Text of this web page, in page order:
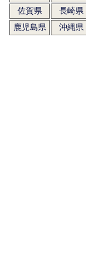
佐賀県
長崎県
鹿児島県
沖縄県